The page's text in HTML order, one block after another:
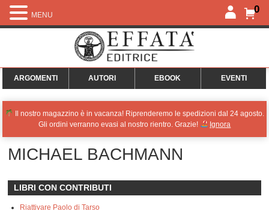
0
ARGOMENTI AUTORI EBOOK EVENTI
Il nostro magazzino è in vacanza! Riprenderemo le spedizioni dal 24 agosto.
Gli ordini verranno evasi al nostro rientro. Grazie!
Ignora
MICHAEL BACHMANN
LIBRI CON CONTRIBUTI
Riattivare Paolo di Tarso
MENU